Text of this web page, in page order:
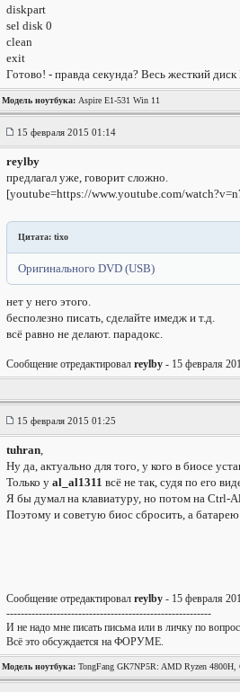
diskpart
sel disk 0
clean
exit
Готово! - правда секунда? Весь жесткий
Модель ноутбука:Aspire E1-531 Win 11
15 февраля 2015 01:14
reylby
предлагал уже, говорит сложно.
[youtube=https://www.youtube.com/
Цитата: tixo
Оригинального DVD (USB)
нет у него этого.
бесполезно писать, сделайте имедж и т.д.
всё равно не делают. парадокс.
Сообщение отредактировал reylby- 15 февраля
15 февраля 2015 01:25
tuhran,
Ну да, актуально для того, у кого в биосе
Только у al_al1311 всё не так, судя по его
Я бы думал на клавиатуру, но потом на Ctrl-
Поэтому и советую биос сбросить, а батарею
Сообщение отредактировал reylby- 15 февраля
---------------------------------------------------------
И не надо мне писать письма или в личку по
Всё это обсуждается на ФОРУМЕ.
Модель ноутбука:TongFang GK7NP5R: AMD Ryzen
Wireless, Win10 x64, etc.